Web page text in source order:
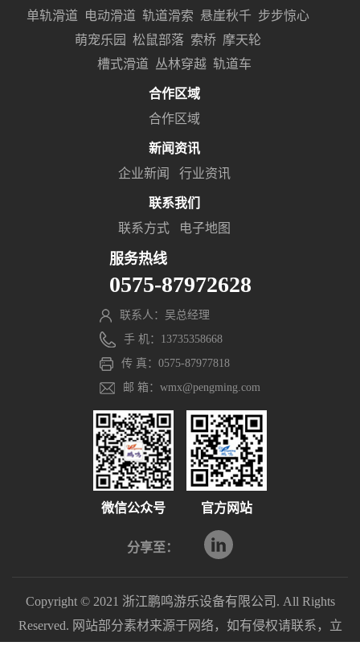
单轨滑道
电动滑道 轨道滑索 悬崖秋千 步步惊心
萌宠乐园
松鼠部落 索桥 摩天轮
槽式滑道 丛林穿越 轨道车
合作区域
合作区域
新闻资讯
企业新闻
行业资讯
联系我们
联系方式
电子地图
服务热线
0575-87972628
联系人：吴总经理
手 机：13735358668
传 真：0575-87977818
邮 箱：wmx@pengming.com
微信公众号 官方网站
分享至：
Copyright © 2021 浙江鹏鸣游乐设备有限公司. All Rights
Reserved. 网站部分素材来源于网络，如有侵权请联系，立